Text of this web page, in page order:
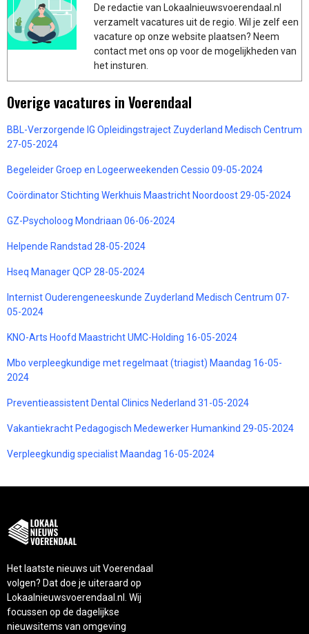
De redactie van Lokaalnieuwsvoerendaal.nl
verzamelt vacatures uit de regio. Wil je zelf een
vacature op onze website plaatsen? Neem
contact met ons op voor de mogelijkheden van
het insturen.
Overige vacatures in Voerendaal
BBL-Verzorgende IG Opleidingstraject Zuyderland Medisch Centrum
27-05-2024
Begeleider Groep en Logeerweekenden Cessio 09-05-2024
Coördinator Stichting Werkhuis Maastricht Noordoost 29-05-2024
GZ-Psycholoog Mondriaan 06-06-2024
Helpende Randstad 28-05-2024
Hseq Manager QCP 28-05-2024
Internist Ouderengeneeskunde Zuyderland Medisch Centrum 07-
05-2024
KNO-Arts Hoofd Maastricht UMC-Holding 16-05-2024
Mbo verpleegkundige met regelmaat (triagist) Maandag 16-05-
2024
Preventieassistent Dental Clinics Nederland 31-05-2024
Vakantiekracht Pedagogisch Medewerker Humankind 29-05-2024
Verpleegkundig specialist Maandag 16-05-2024
Het laatste nieuws uit Voerendaal
volgen? Dat doe je uiteraard op
Lokaalnieuwsvoerendaal.nl. Wij
focussen op de dagelijkse
nieuwsitems van omgeving